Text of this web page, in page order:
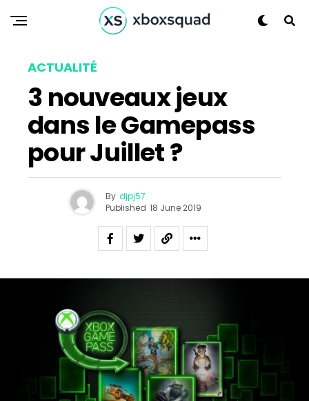
ACTUALITÉ
3 nouveaux jeux
dans le Gamepass
pour Juillet ?
By djpj57
Published 18 June 2019
Reddit